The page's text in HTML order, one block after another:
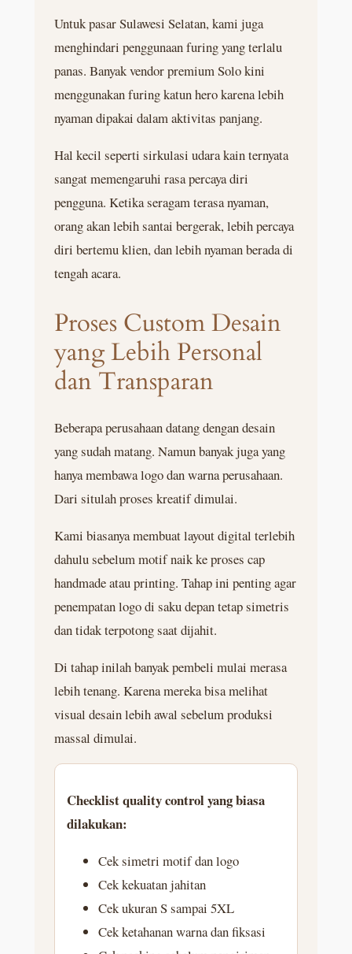
Untuk pasar Sulawesi Selatan, kami juga
menghindari penggunaan furing yang terlalu
panas. Banyak vendor premium Solo kini
menggunakan furing katun hero karena lebih
nyaman dipakai dalam aktivitas panjang.
Hal kecil seperti sirkulasi udara kain ternyata
sangat memengaruhi rasa percaya diri
pengguna. Ketika seragam terasa nyaman,
orang akan lebih santai bergerak, lebih percaya
diri bertemu klien, dan lebih nyaman berada di
tengah acara.
Proses Custom Desain
yang Lebih Personal
dan Transparan
Beberapa perusahaan datang dengan desain
yang sudah matang. Namun banyak juga yang
hanya membawa logo dan warna perusahaan.
Dari situlah proses kreatif dimulai.
Kami biasanya membuat layout digital terlebih
dahulu sebelum motif naik ke proses cap
handmade atau printing. Tahap ini penting agar
penempatan logo di saku depan tetap simetris
dan tidak terpotong saat dijahit.
Di tahap inilah banyak pembeli mulai merasa
lebih tenang. Karena mereka bisa melihat
visual desain lebih awal sebelum produksi
massal dimulai.
Checklist quality control yang biasa
dilakukan:
Cek simetri motif dan logo
Cek kekuatan jahitan
Cek ukuran S sampai 5XL
Cek ketahanan warna dan fiksasi